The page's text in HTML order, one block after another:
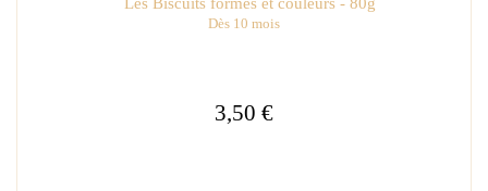
Dès 10 mois
3,50 €